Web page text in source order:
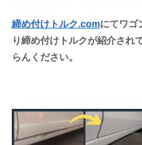
締め付けトルク.comにてワゴ
り締め付けトルクが紹介され
らんください。